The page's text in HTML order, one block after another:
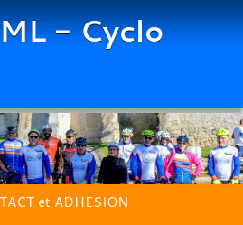
- Cyclo
et ADHESION